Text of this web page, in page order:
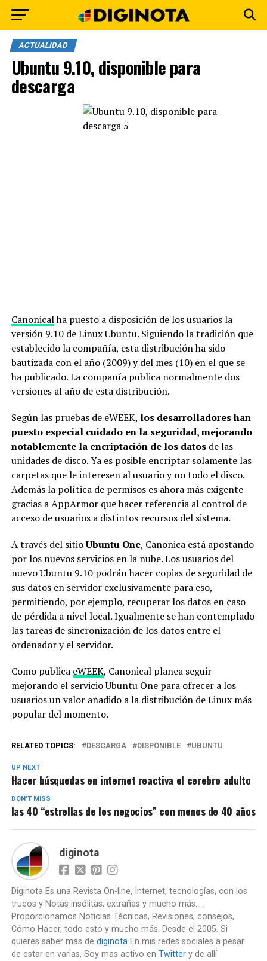
ACTUALIDAD
Ubuntu 9.10, disponible para
descarga
Canonicalha puesto a disposición de los usuarios la
versión 9.10 de Linux Ubuntu. Siguiendo la tradición que
establecido la compañía, esta distribución ha sido
bautizada con el año (2009) y del mes (10) en el que se
ha publicado. La compañía publica normalmente dos
versiones al año de esta distribución.
Según las pruebas de eWEEK, los desarrolladores han
puesto especial cuidado en la seguridad, mejorando
notablemente la encriptación de los datosde las
unidades de disco. Ya es posible encriptar solamente las
carpetas que le interesen al usuario y no todo el disco.
Además la política de permisos es ahora más exigente
gracias a AppArmor que hacer referencia al control de
acceso de usuarios a distintos recursos del sistema.
A través del sitioUbuntu One, Canonica está apostando
por los nuevos servicios en la nube. Los usuarios del
nuevo Ubuntu 9.10 podrán hacer copias de seguridad de
sus datos en servidor exclusivamente para eso,
permitiendo, por ejemplo, recuperar los datos en caso
de pérdida a nivel local. Igualmente se han contemplado
las tareas de sincronización de los datos entre el
ordenador y el servidor.
Como publica eWEEK, Canonical planea seguir
mejorando el servicio Ubuntu One para ofrecer a los
usuarios un valor añadido a la distribución de Linux más
popular del momento.
RELATED TOPICS: DESCARGA DISPONIBLE UBUNTU
UP NEXT
Hacer búsquedas en internet reactiva el cerebro adulto
DON'T MISS
las 40 “estrellas de los negocios” con menos de 40 años
diginota
Diginota Es una Revista On-line, Internet, tecnologías, con los
trucos y Notas insólitas, extrañas y mucho más... .
Proporcionamos Noticias Técnicas, Revisiones, consejos,
Cómo Hacer, todo esto y mucho más. Desde el 2005. Si
quieres saber más de diginotaEn mis redes sociales a pesar
de estar en varias, Soy mas activo en Twittery de allí